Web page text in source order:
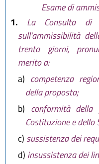
Esame di
1.
La Consulta di
sull'ammissibilità
trenta giorni,
merito a:
a) competenza
della proposta;
b) conformità
Costituzione e
c) sussistenza dei
d) insussistenza dei